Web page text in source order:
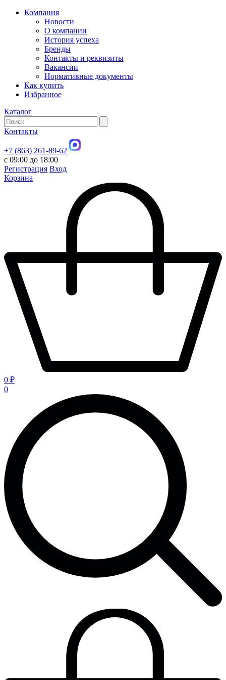
Компания
Новости
О компании
История успеха
Бренды
Контакты и реквизиты
Вакансии
Нормативные документы
Как купить
Избранное
Каталог
Контакты
+7 (863) 261-89-62
с 09:00 до 18:00
Регистрация Вход
Корзина
0 ₽
0